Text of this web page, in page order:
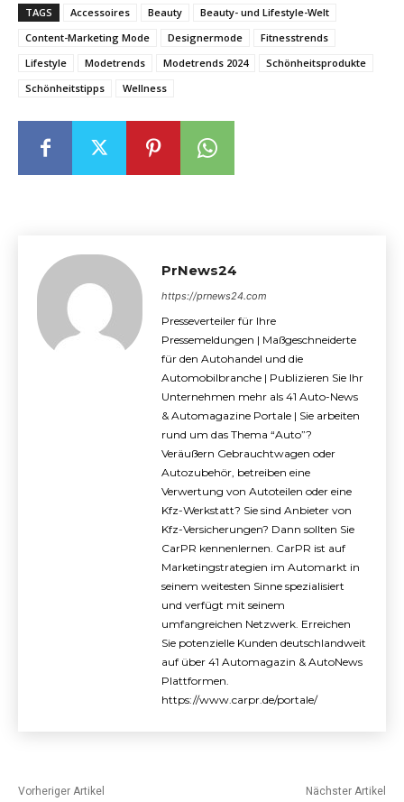
TAGS Accessoires Beauty
Beauty- und Lifestyle-Welt
Content-Marketing Mode
Designermode
Fitnesstrends
Lifestyle
Modetrends Modetrends 2024
Schönheitsprodukte
Schönheitstipps
Wellness
PrNews24
https://prnews24.com
Presseverteiler für Ihre
Pressemeldungen | Maßgeschneiderte
für den Autohandel und die
Automobilbranche | Publizieren Sie Ihr
Unternehmen mehr als 41 Auto-News
& Automagazine Portale | Sie arbeiten
rund um das Thema “Auto”?
Veräußern Gebrauchtwagen oder
Autozubehör, betreiben eine
Verwertung von Autoteilen oder eine
Kfz-Werkstatt? Sie sind Anbieter von
Kfz-Versicherungen? Dann sollten Sie
CarPR kennenlernen. CarPR ist auf
Marketingstrategien im Automarkt in
seinem weitesten Sinne spezialisiert
und verfügt mit seinem
umfangreichen Netzwerk. Erreichen
Sie potenzielle Kunden deutschlandweit
auf über 41 Automagazin & AutoNews
Plattformen.
https://www.carpr.de/portale/
Vorheriger Artikel Nächster Artikel